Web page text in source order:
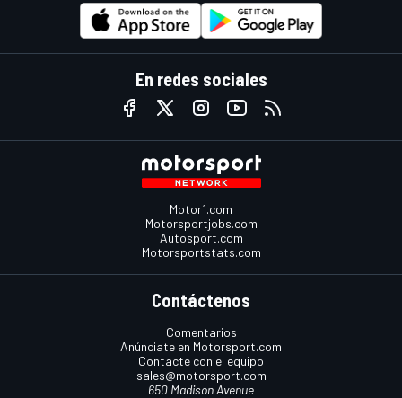
En redes sociales
Motor1.com
Motorsportjobs.com
Autosport.com
Motorsportstats.com
Contáctenos
Comentarios
Anúnciate en Motorsport.com
Contacte con el equipo
sales@motorsport.com
650 Madison Avenue